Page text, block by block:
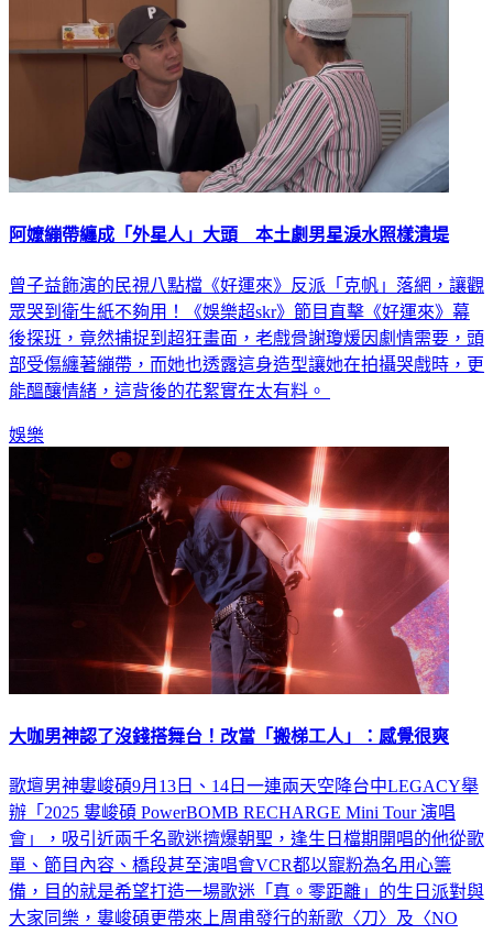
阿嬤繃帶纏成「外星人」大頭 本土劇男星淚水照樣潰堤
曾子益飾演的民視八點檔《好運來》反派「克帆」落網，讓觀
眾哭到衛生紙不夠用！《娛樂超skr》節目直擊《好運來》幕
後探班，竟然捕捉到超狂畫面，老戲骨謝瓊煖因劇情需要，頭
部受傷纏著繃帶，而她也透露這身造型讓她在拍攝哭戲時，更
能醞釀情緒，這背後的花絮實在太有料。
娛樂
大咖男神認了沒錢搭舞台！改當「搬梯工人」：感覺很爽
歌壇男神婁峻碩9月13日、14日一連兩天空降台中LEGACY舉
辦「2025 婁峻碩 PowerBOMB RECHARGE Mini Tour 演唱
會」，吸引近兩千名歌迷擠爆朝聖，逢生日檔期開唱的他從歌
單、節目內容、橋段甚至演唱會VCR都以寵粉為名用心籌
備，目的就是希望打造一場歌迷「真。零距離」的生日派對與
大家同樂，婁峻碩更帶來上周甫發行的新歌〈刀〉及〈NO